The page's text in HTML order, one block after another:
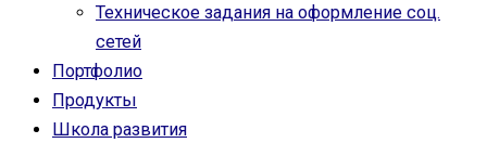
Техническое задания на оформление соц.
сетей
Портфолио
Продукты
Школа развития